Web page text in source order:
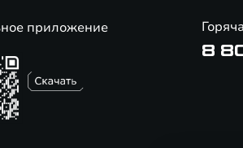
приложение
8